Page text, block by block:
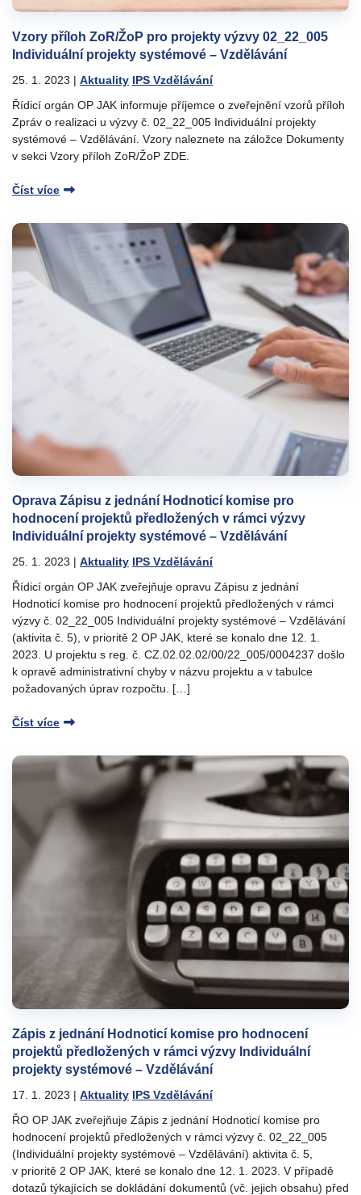
Vzory příloh ZoR/ŽoP pro projekty výzvy 02_22_005
Individuální projekty systémové – Vzdělávání
25. 1. 2023 | Aktuality IPS Vzdělávání
Řídicí orgán OP JAK informuje příjemce o zveřejnění vzorů příloh
Zpráv o realizaci u výzvy č. 02_22_005 Individuální projekty
systémové – Vzdělávání. Vzory naleznete na záložce Dokumenty
v sekci Vzory příloh ZoR/ŽoP ZDE.
Číst více
Oprava Zápisu z jednání Hodnoticí komise pro
hodnocení projektů předložených v rámci výzvy
Individuální projekty systémové – Vzdělávání
25. 1. 2023 | Aktuality IPS Vzdělávání
Řídicí orgán OP JAK zveřejňuje opravu Zápisu z jednání
Hodnoticí komise pro hodnocení projektů předložených v rámci
výzvy č. 02_22_005 Individuální projekty systémové – Vzdělávání
(aktivita č. 5), v prioritě 2 OP JAK, které se konalo dne 12. 1.
2023. U projektu s reg. č. CZ.02.02.02/00/22_005/0004237 došlo
k opravě administrativní chyby v názvu projektu a v tabulce
požadovaných úprav rozpočtu. […]
Číst více
Zápis z jednání Hodnoticí komise pro hodnocení
projektů předložených v rámci výzvy Individuální
projekty systémové – Vzdělávání
17. 1. 2023 | Aktuality IPS Vzdělávání
ŘO OP JAK zveřejňuje Zápis z jednání Hodnoticí komise pro
hodnocení projektů předložených v rámci výzvy č. 02_22_005
(Individuální projekty systémové – Vzdělávání) aktivita č. 5,
v prioritě 2 OP JAK, které se konalo dne 12. 1. 2023. V případě
dotazů týkajících se dokládání dokumentů (vč. jejich obsahu) před